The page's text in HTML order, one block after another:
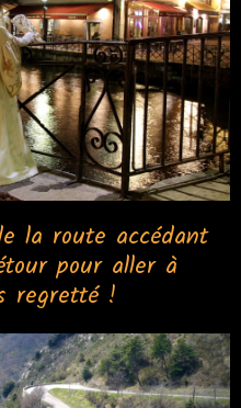
la route accédant
pour aller à
regretté !